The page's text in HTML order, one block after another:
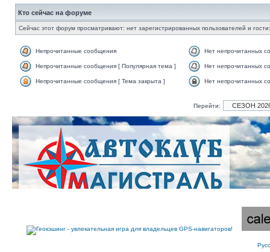
Кто сейчас на форуме
Сейчас этот форум просматривают: нет зарегистрированных пользователей и
Непрочитанные сообщения Нет непрочитанных
Непрочитанные сообщения [ Популярная тема ] Нет непрочитанных
Непрочитанные сообщения [ Тема закрыта ] Нет непрочитанных
Перейти: